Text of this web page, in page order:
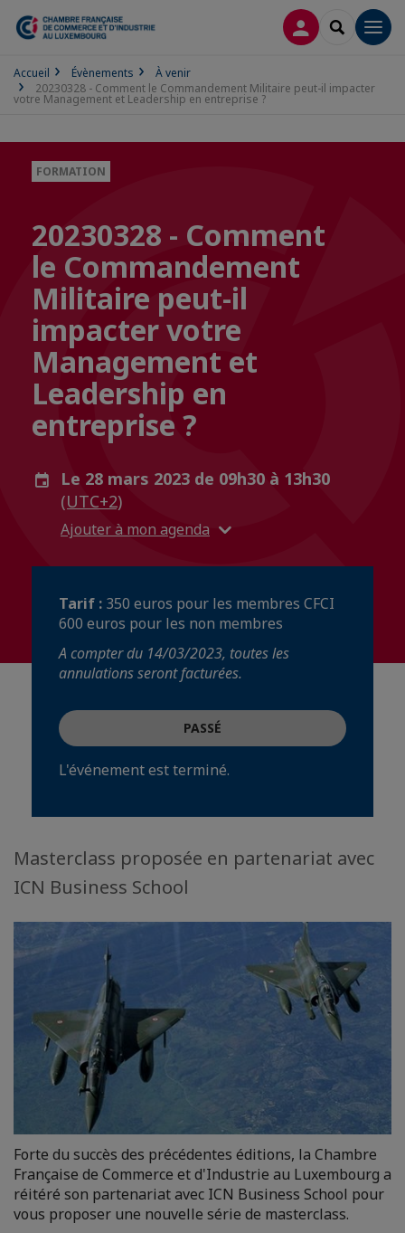
CONNEXION
Accueil Évènements
À venir
20230328 - Comment le Commandement Militaire peut-il impacter
votre Management et Leadership en entreprise ?
FORMATION
20230328 - Comment
le Commandement
Militaire peut-il
impacter votre
Management et
Leadership en
entreprise ?
Le 28 mars 2023 de 09h30 à 13h30
(UTC+2)
Ajouter à mon agenda
Tarif : 350 euros pour les membres CFCI
600 euros pour les non membres
A compter du 14/03/2023, toutes les
annulations seront facturées.
PASSÉ
L'événement est terminé.
Masterclass proposée en partenariat avec
ICN Business School
Forte du succès des précédentes éditions, la Chambre
Française de Commerce et d'Industrie au Luxembourg a
réitéré son partenariat avec ICN Business School pour
vous proposer une nouvelle série de masterclass.